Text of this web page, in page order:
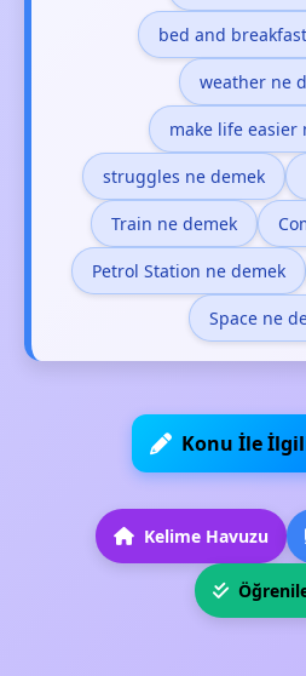
bed and
weather ne
make life easier
struggles ne demek
Train ne demek
Petrol Station ne demek
Space ne
Konu İle
Kelime Havuzu